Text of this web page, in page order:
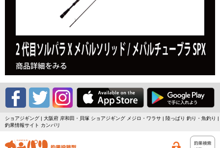
ショアジギング | 大阪府 岸和田・貝塚 ショアジギング メジロ・ワラサ | 陸っぱり 釣り・魚釣り |
釣果情報サイト カンパリ